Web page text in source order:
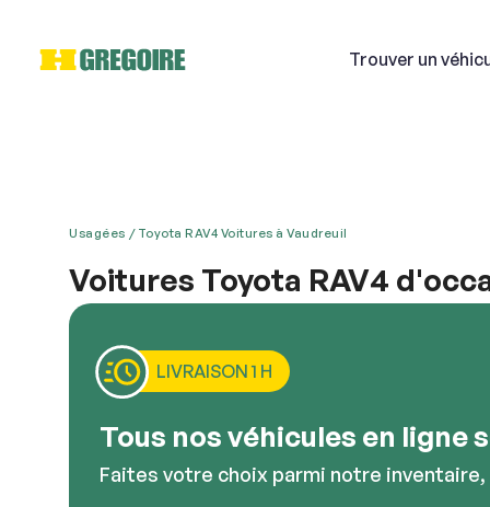
Trouver un
Usagées Toyota RAV4 Voitures à Vaudreuil
Voitures Toyota RAV4
Les véhicules Toyota ont une apparence
vivez à Vaudreuil, à Dollard-Des Ormeaux ou à
chez HGrégoire. Nous sommes bien situés,
LIVRAISON 1 H
Tous nos véhicules en ligne
Faites votre choix parmi notre